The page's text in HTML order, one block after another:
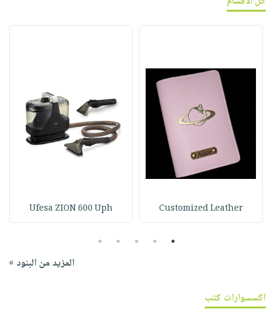
Customized Leather
Ufesa ZION 600 Uph
1
2
3
4
5
المزيد من البنود »
اكسسوارات كتب